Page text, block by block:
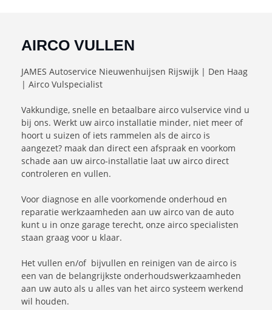
AIRCO VULLEN
JAMES Autoservice Nieuwenhuijsen Rijswijk | Den Haag
| Airco Vulspecialist
Vakkundige, snelle en betaalbare airco vulservice vind u
bij ons. Werkt uw airco installatie minder, niet meer of
hoort u suizen of iets rammelen als de airco is
aangezet? maak dan direct een afspraak en voorkom
schade aan uw airco-installatie laat uw airco direct
controleren en vullen.
Voor diagnose en alle voorkomende onderhoud en
reparatie werkzaamheden aan uw airco van de auto
kunt u in onze garage terecht, onze airco specialisten
staan graag voor u klaar.
Het vullen en/of bijvullen en reinigen van de airco is
een van de belangrijkste onderhoudswerkzaamheden
aan uw auto als u alles van het airco systeem werkend
wil houden.